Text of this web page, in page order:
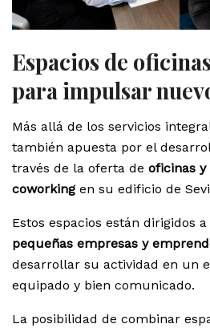
Espacios de
para impulsar
Más allá de los servicios
también apuesta por el
través de la oferta de oficinas y
coworking en su edificio de
Estos espacios están dirigidos a
pequeñas empresas y
desarrollar su actividad en un
equipado y bien comunicado.
La posibilidad de combinar